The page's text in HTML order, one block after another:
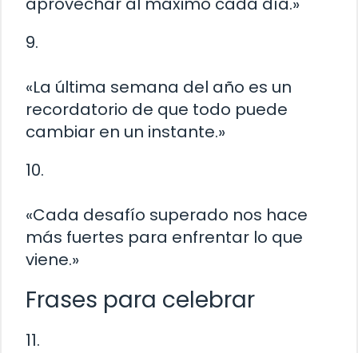
9.
«La última semana del año es un
recordatorio de que todo puede
cambiar en un instante.»
10.
«Cada desafío superado nos hace
más fuertes para enfrentar lo que
viene.»
Frases para celebrar
11.